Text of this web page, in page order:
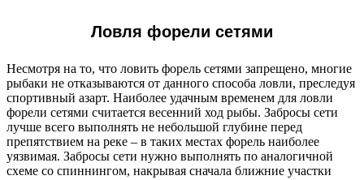
Ловля форели сетями
Несмотря на то, что ловить форель сетями запрещено, многие
рыбаки не отказываются от данного способа ловли, преследуя
спортивный азарт. Наиболее удачным временем для ловли
форели сетями считается весенний ход рыбы. Забросы сети
лучше всего выполнять не небольшой глубине перед
препятствием на реке – в таких местах форель наиболее
уязвимая. Забросы сети нужно выполнять по аналогичной
схеме со спиннингом, накрывая сначала ближние участки